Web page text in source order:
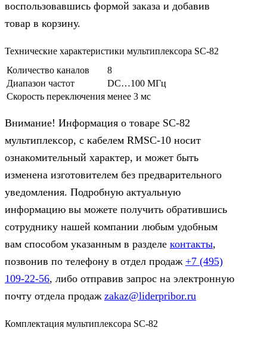
воспользовавшись формой заказа и добавив
товар в корзину.
Технические характеристики мультиплексора SC-82
Количество каналов
8
Диапазон частот
DC…100 МГц
Скорость переключения менее 3 мс
Внимание! Информация о товаре SC-82
мультиплексор, c кабелем RMSC-10 носит
ознакомительный характер, и может быть
изменена изготовителем без предварительного
уведомления. Подробную актуальную
информацию вы можете получить обратившись
сотруднику нашей компании любым удобным
вам способом указанным в разделе контакты,
позвонив по телефону в отдел продаж +7 (495)
109-22-56, либо отправив запрос на электронную
почту отдела продаж zakaz@liderpribor.ru
Комплектация мультиплексора SC-82